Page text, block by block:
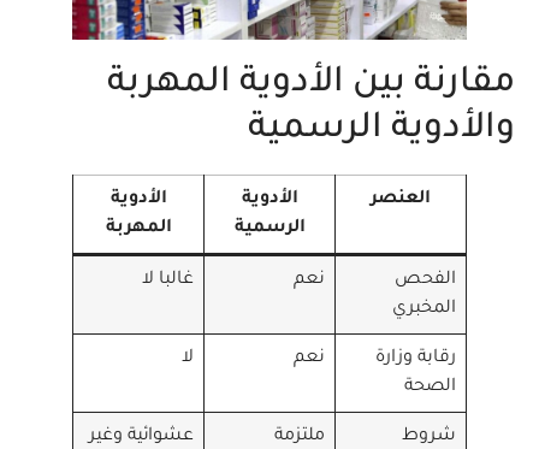
مقارنة بين الأدوية المهربة
والأدوية الرسمية
العنصر
الأدوية
الرسمية
الأدوية
المهربة
الفحص
المخبري
نعم غالبا لا
رقابة وزارة
الصحة
نعم لا
شروط
ملتزمة
عشوائية وغير